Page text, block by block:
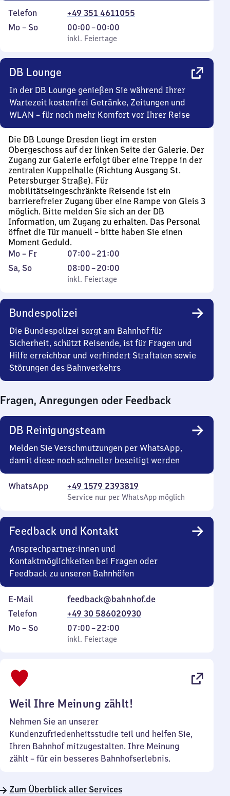
Telefon
+49 351 4611055
Montag
Mo – So,
inkl. Feiertage
00:00–00:00
Von
0
Uhr
inkl. Feiertage
DB Lounge
In der DB Lounge genießen Sie während Ihrer
Wartezeit kostenfrei Getränke, Zeitungen und
WLAN – für noch mehr Komfort vor Ihrer Reise
Die DB Lounge Dresden liegt im ersten
Obergeschoss auf der linken Seite der Galerie. Der
Zugang zur Galerie erfolgt über eine Treppe in der
zentralen Kuppelhalle (Richtung Ausgang St.
Petersburger Straße). Für
mobilitätseingeschränkte Reisende ist ein
barrierefreier Zugang über eine Rampe von Gleis 3
möglich. Bitte melden Sie sich an der DB
Information, um Zugang zu erhalten. Das Personal
öffnet die Tür manuell – bitte haben Sie einen
Moment Geduld.
Montag
bis
Mo – Fr 07:00–21:00
Von
7
Uhr
Uhr
Samstag
Sa, So,
inkl. Feiertage
08:00–20:00
Von
8
20
Uhr
inkl. Feiertage
Bundespolizei
Die Bundespolizei sorgt am Bahnhof für
Sicherheit, schützt Reisende, ist für Fragen und
Hilfe erreichbar und verhindert Straftaten sowie
Störungen des Bahnverkehrs
Fragen, Anregungen oder Feedback
DB Reinigungsteam
Melden Sie Verschmutzungen per WhatsApp,
damit diese noch schneller beseitigt werden
WhatsApp +49 1579 2393819
Service nur per WhatsApp möglich
Feedback und Kontakt
Ansprechpartner:innen und
Kontaktmöglichkeiten bei Fragen oder
Feedback zu unseren Bahnhöfen
E-Mail
feedback@bahnhof.de
Telefon
+49 30 586020930
Montag
Mo – So,
inkl. Feiertage
07:00–22:00
Von
7
inkl. Feiertage
Weil Ihre Meinung zählt!
Nehmen Sie an unserer
Kundenzufriedenheitsstudie teil und helfen Sie,
Ihren Bahnhof mitzugestalten. Ihre Meinung
zählt – für ein besseres Bahnhofserlebnis.
Zum Überblick aller Services